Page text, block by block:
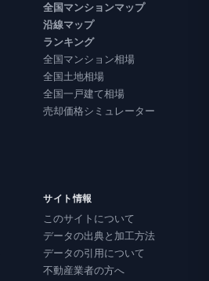
全国マンションマップ
沿線マップ
ランキング
全国マンション相場
全国土地相場
全国一戸建て相場
売却価格シミュレーター
サイト情報
このサイトについて
データの出典と加工方法
データの引用について
不動産業者の方へ